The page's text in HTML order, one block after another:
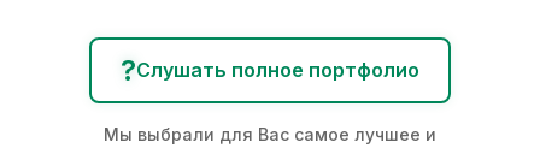
?Слушать полное портфолио
Мы выбрали для Вас самое лучшее и